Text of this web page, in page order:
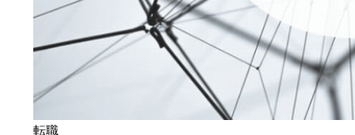
転職